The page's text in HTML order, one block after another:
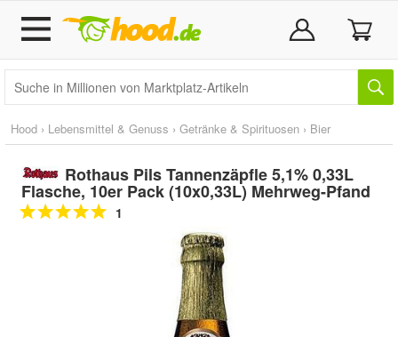
Hood › Lebensmittel & Genuss › Getränke & Spirituosen › Bier
Rothaus Pils Tannenzäpfle 5,1% 0,33L
Flasche, 10er Pack (10x0,33L) Mehrweg-Pfand
1